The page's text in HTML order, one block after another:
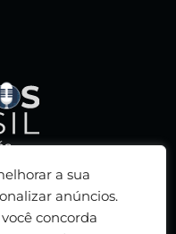
a sua
anúncios.
concorda